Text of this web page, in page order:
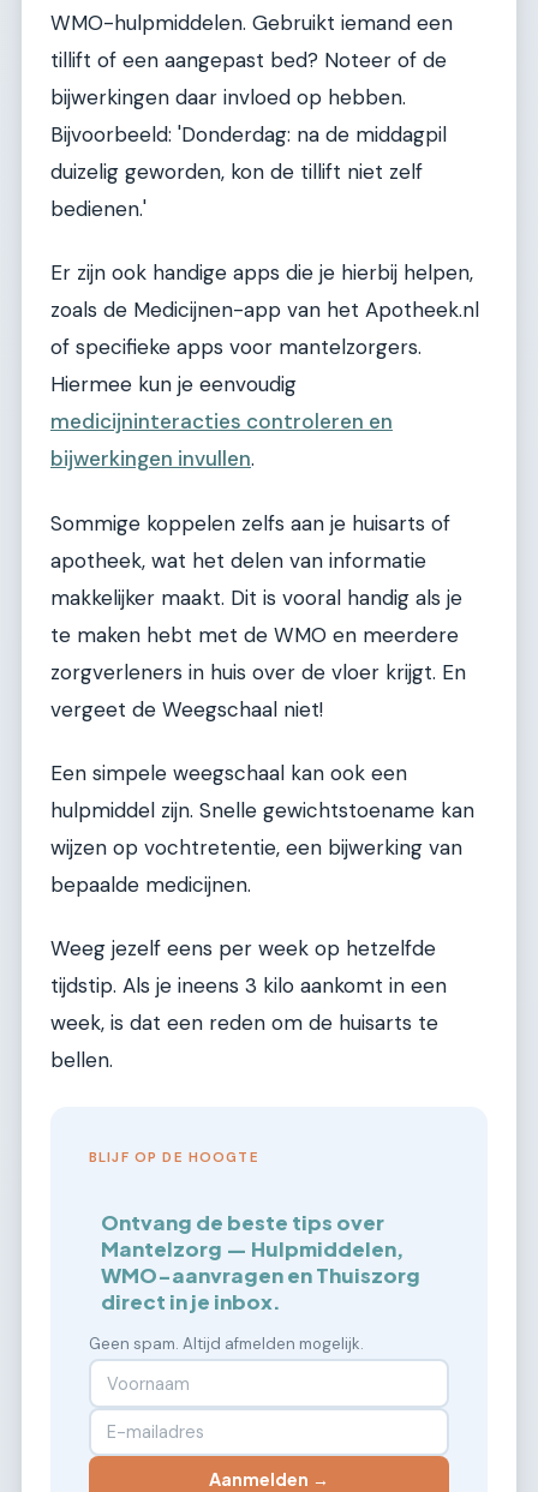
WMO-hulpmiddelen. Gebruikt iemand een
tillift of een aangepast bed? Noteer of de
bijwerkingen daar invloed op hebben.
Bijvoorbeeld: 'Donderdag: na de middagpil
duizelig geworden, kon de tillift niet zelf
bedienen.'
Er zijn ook handige apps die je hierbij helpen,
zoals de Medicijnen-app van het Apotheek.nl
of specifieke apps voor mantelzorgers.
Hiermee kun je eenvoudig
medicijninteracties controleren en
bijwerkingen invullen.
Sommige koppelen zelfs aan je huisarts of
apotheek, wat het delen van informatie
makkelijker maakt. Dit is vooral handig als je
te maken hebt met de WMO en meerdere
zorgverleners in huis over de vloer krijgt. En
vergeet de Weegschaal niet!
Een simpele weegschaal kan ook een
hulpmiddel zijn. Snelle gewichtstoename kan
wijzen op vochtretentie, een bijwerking van
bepaalde medicijnen.
Weeg jezelf eens per week op hetzelfde
tijdstip. Als je ineens 3 kilo aankomt in een
week, is dat een reden om de huisarts te
bellen.
BLIJF OP DE HOOGTE
Ontvang de beste tips over
Mantelzorg — Hulpmiddelen,
WMO-aanvragen en Thuiszorg
direct in je inbox.
Geen spam. Altijd afmelden mogelijk.
Aanmelden →